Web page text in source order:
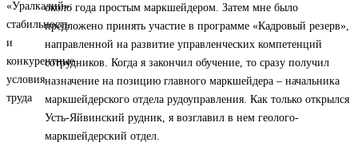
около года простым маркшейдером. Затем мне было
предложено принять участие в программе «Кадровый резерв»,
направленной на развитие управленческих компетенций
сотрудников. Когда я закончил обучение, то сразу получил
назначение на позицию главного маркшейдера – начальника
маркшейдерского отдела рудоуправления. Как только открылся
Усть-Яйвинский рудник, я возглавил в нем геолого-
маркшейдерский отдел.